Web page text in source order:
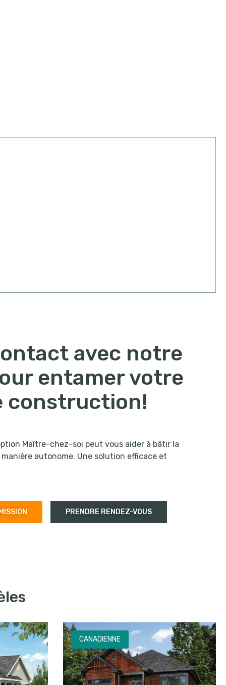
avec notre
entamer votre
construction!
Maître-chez-soi peut vous aider à bâtir la
autonome. Une solution efficace et
PRENDRE RENDEZ-VOUS
CANADIENNE